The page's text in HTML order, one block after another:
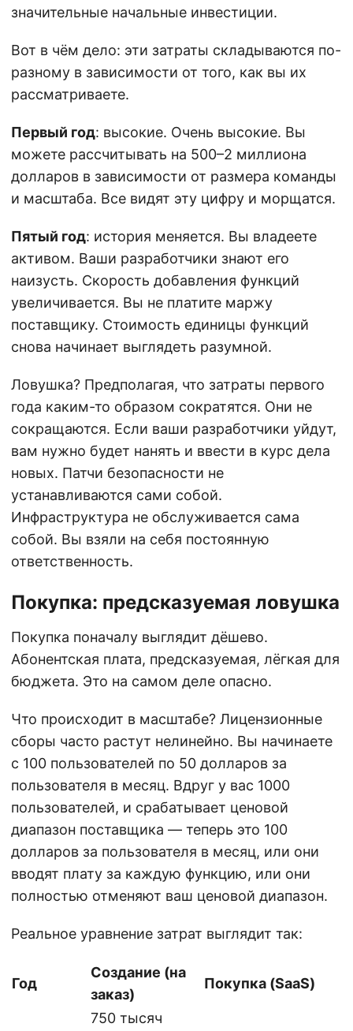
значительные начальные инвестиции.
Вот в чём дело: эти затраты складываются по-
разному в зависимости от того, как вы их
рассматриваете.
Первый год: высокие. Очень высокие. Вы
можете рассчитывать на 500–2 миллиона
долларов в зависимости от размера команды
и масштаба. Все видят эту цифру и морщатся.
Пятый год: история меняется. Вы владеете
активом. Ваши разработчики знают его
наизусть. Скорость добавления функций
увеличивается. Вы не платите маржу
поставщику. Стоимость единицы функций
снова начинает выглядеть разумной.
Ловушка? Предполагая, что затраты первого
года каким-то образом сократятся. Они не
сокращаются. Если ваши разработчики уйдут,
вам нужно будет нанять и ввести в курс дела
новых. Патчи безопасности не
устанавливаются сами собой.
Инфраструктура не обслуживается сама
собой. Вы взяли на себя постоянную
ответственность.
Покупка: предсказуемая ловушка
Покупка поначалу выглядит дёшево.
Абонентская плата, предсказуемая, лёгкая для
бюджета. Это на самом деле опасно.
Что происходит в масштабе? Лицензионные
сборы часто растут нелинейно. Вы начинаете
с 100 пользователей по 50 долларов за
пользователя в месяц. Вдруг у вас 1000
пользователей, и срабатывает ценовой
диапазон поставщика — теперь это 100
долларов за пользователя в месяц, или они
вводят плату за каждую функцию, или они
полностью отменяют ваш ценовой диапазон.
Реальное уравнение затрат выглядит так:
Год
Создание (на
заказ)
Покупка (SaaS)
750 тысяч